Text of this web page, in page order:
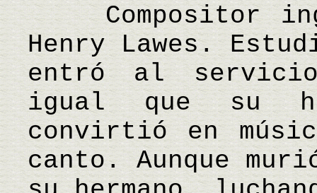
Compositor
Henry Lawes.
entró al
igual que su
convirtió en
canto. Aunque